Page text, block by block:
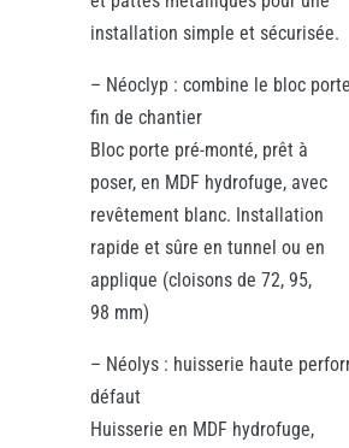
installation simple et sécurisée.
– Néoclyp : combine le bloc
fin de chantier
Bloc porte pré-monté, prêt à
poser, en MDF hydrofuge, avec
revêtement blanc. Installation
rapide et sûre en tunnel ou en
applique (cloisons de 72, 95,
98 mm)
– Néolys : huisserie haute
défaut
Huisserie en MDF hydrofuge,